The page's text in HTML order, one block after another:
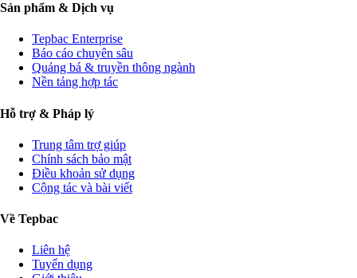
Sản phẩm & Dịch vụ
Tepbac Enterprise
Báo cáo chuyên sâu
Quảng bá & truyền thông ngành
Nền tảng hợp tác
Hỗ trợ & Pháp lý
Trung tâm trợ giúp
Chính sách bảo mật
Điều khoản sử dụng
Cộng tác và bài viết
Về Tepbac
Liên hệ
Tuyển dụng